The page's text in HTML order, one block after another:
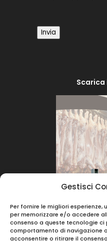
Gestisci
Per fornire le migliori
per memorizzare e/o accedere
consenso a queste tecnologie
comportamento di navigazione
acconsentire o ritirare il
Invia